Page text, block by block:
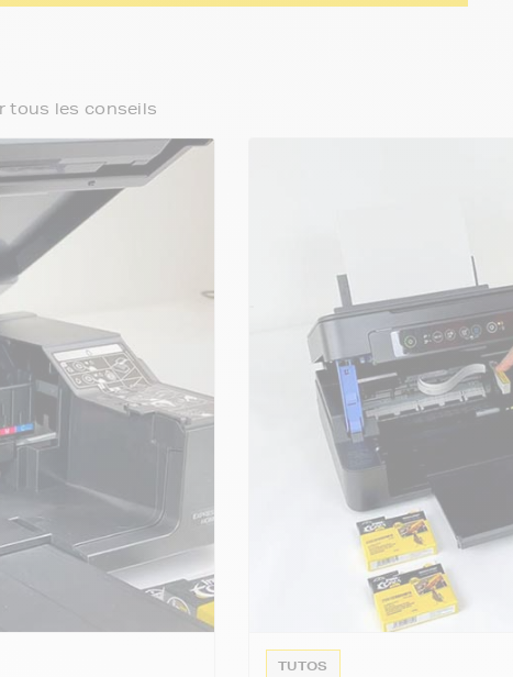
tous les conseils
TUTOS